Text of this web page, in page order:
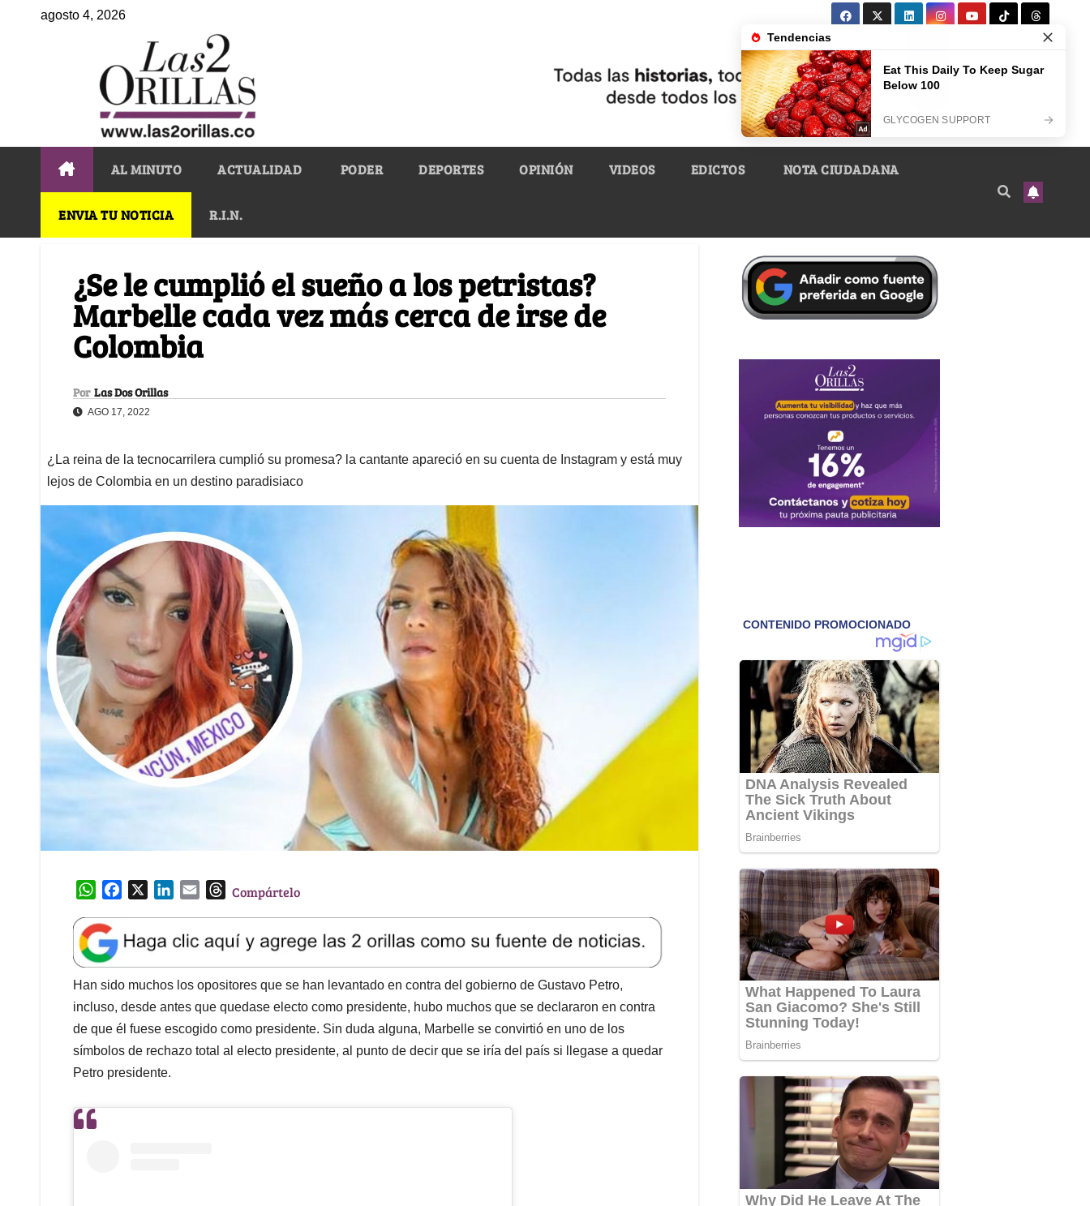
agosto 4, 2026
AL MINUTO ACTUALIDAD PODER DEPORTES OPINIÓN VIDEOS EDICTOS NOTA CIUDADANA
ENVIA TU NOTICIA R.I.N.
¿Se le cumplió el sueño a los petristas?
Marbelle cada vez más cerca de irse de
Colombia
Por Las Dos Orillas
AGO 17, 2022
¿La reina de la tecnocarrilera cumplió su promesa? la cantante apareció en su cuenta de Instagram y está muy
lejos de Colombia en un destino paradisiaco
W
a
t
s
A
p
p
e
b
o
o
k
k
e
d
I
n
l
T
e
a
d
s
Compártelo
Han sido muchos los opositores que se han levantado en contra del gobierno de Gustavo Petro,
incluso, desde antes que quedase electo como presidente, hubo muchos que se declararon en contra
de que él fuese escogido como presidente. Sin duda alguna, Marbelle se convirtió en uno de los
símbolos de rechazo total al electo presidente, al punto de decir que se iría del país si llegase a quedar
Petro presidente.